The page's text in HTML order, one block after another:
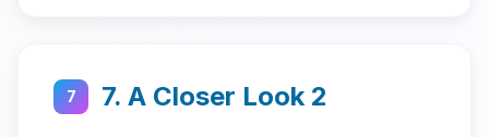
7 7. A Closer Look 2